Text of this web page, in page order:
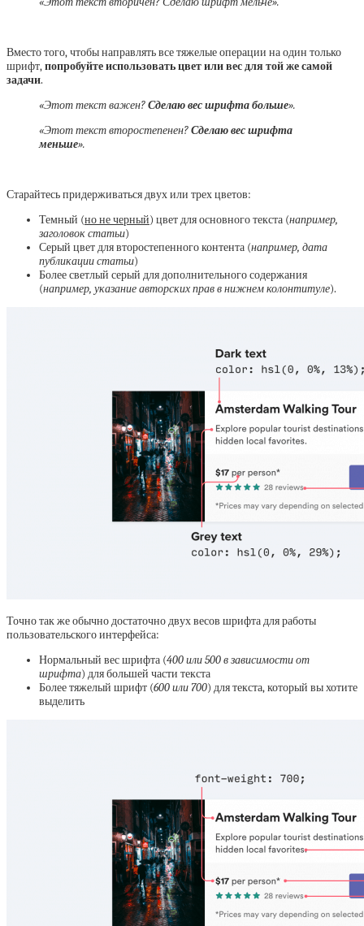
Вместо того, чтобы направлять все тяжелые операции на один только
шрифт,попробуйте использовать цвет или вес для той же самой
задачи.
«Этот текст важен?Сделаю вес шрифта больше».
«Этот текст второстепенен?Сделаю вес шрифта
меньше».
Старайтесь придерживаться двух или трех цветов:
Темный (но не черный) цвет для основного текста (например,
заголовок статьи)
Серый цвет для второстепенного контента (например, дата
публикации статьи)
Более светлый серый для дополнительного содержания
(например, указание авторских прав в нижнем колонтитуле).
Точно так же обычно достаточно двух весов шрифта для работы
пользовательского интерфейса:
Нормальный вес шрифта (400 или 500 в зависимости от
шрифта) для большей части текста
Более тяжелый шрифт (600 или 700) для текста, который вы хотите
выделить